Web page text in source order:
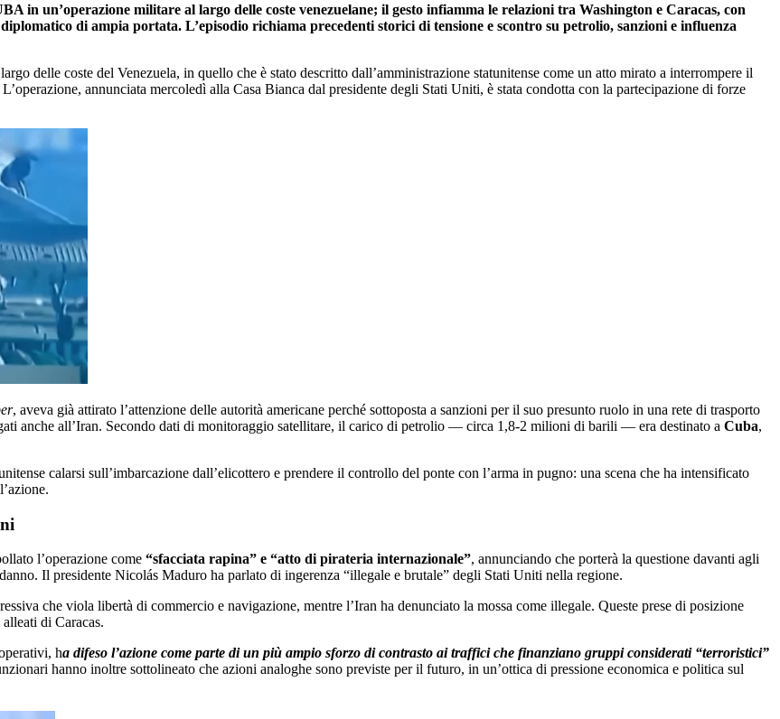
in un’operazione militare al largo delle coste venezuelane; il gesto infiamma le relazioni tra Washington e Caracas, con
di ampia portata. L’episodio richiama precedenti storici di tensione e scontro su petrolio, sanzioni e influenza
delle coste del Venezuela, in quello che è stato descritto dall’amministrazione statunitense come un atto mirato a interrompere il
L’operazione, annunciata mercoledì alla Casa Bianca dal presidente degli Stati Uniti, è stata condotta con la partecipazione di forze
, aveva già attirato l’attenzione delle autorità americane perché sottoposta a sanzioni per il suo presunto ruolo in una rete di trasporto
anche all’Iran. Secondo dati di monitoraggio satellitare, il carico di petrolio — circa 1,8-2 milioni di barili — era destinato a Cuba,
calarsi sull’imbarcazione dall’elicottero e prendere il controllo del ponte con l’arma in pugno: una scena che ha intensificato
l’operazione come “sfacciata rapina” e “atto di pirateria internazionale”, annunciando che porterà la questione davanti agli
Il presidente Nicolás Maduro ha parlato di ingerenza “illegale e brutale” degli Stati Uniti nella regione.
che viola libertà di commercio e navigazione, mentre l’Iran ha denunciato la mossa come illegale. Queste prese di posizione
di Caracas.
ha difeso l’azione come parte di un più ampio sforzo di contrasto ai traffici che finanziano gruppi considerati “terroristici”
hanno inoltre sottolineato che azioni analoghe sono previste per il futuro, in un’ottica di pressione economica e politica sul